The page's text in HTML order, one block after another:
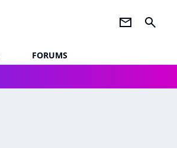
newsletter search
FORUMS